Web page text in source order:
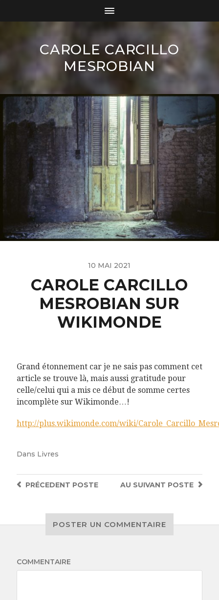
CAROLE CARCILLO
MESROBIAN
10 MAI 2021
CAROLE CARCILLO
MESROBIAN SUR
WIKIMONDE
Grand étonnement car je ne sais pas comment cet
article se trouve là, mais aussi gratitude pour
celle/celui qui a mis ce début de somme certes
incomplète sur Wikimonde…!
http://plus.wikimonde.com/wiki/
Dans Livres
AU SUIVANT POSTE
PRÉCEDENT POSTE
POSTER UN COMMENTAIRE
COMMENTAIRE